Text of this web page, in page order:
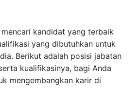
mencari kandidat yang terbaik
yang dibutuhkan untuk
Berikut adalah posisi jabatan
kualifikasinya, bagi Anda
mengembangkan karir di